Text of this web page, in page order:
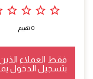
star_outline
star_outline
star_outline
star_outline
0 تقييم
فقط العملاء
بتسجيل الدخول